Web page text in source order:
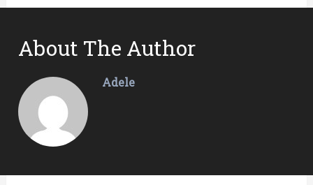
About The Author
Adele